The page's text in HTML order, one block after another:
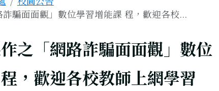
騙面面觀」數位學習增能課 程，歡迎各校...
之「網路詐騙面面觀」數位
，歡迎各校教師上網學習